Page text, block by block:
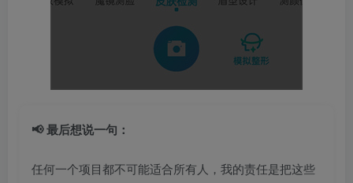
📢 最后想说一句：
任何一个项目都不可能适合所有人，我的责任是把这些